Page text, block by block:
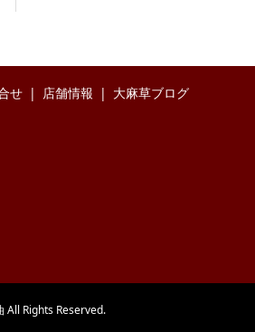
せ 店舗情報 大麻草ブログ
All Rights Reserved.